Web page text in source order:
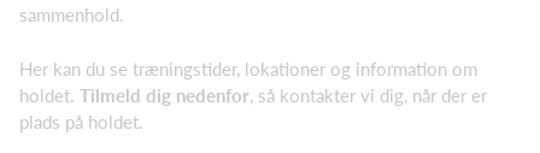
sammenhold.
Her kan du se træningstider, lokationer og information om
holdet. Tilmeld dig nedenfor , så kontakter vi dig, når der er
plads på holdet.